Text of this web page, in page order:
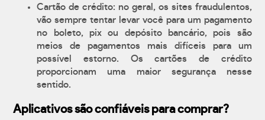
Cartão de crédito: no geral, os sites fraudulentos,
vão sempre tentar levar você para um pagamento
no boleto, pix ou depósito bancário, pois são
meios de pagamentos mais difíceis para um
possível estorno. Os cartões de crédito
proporcionam uma maior segurança nesse
sentido.
Aplicativos são confiáveis para comprar?